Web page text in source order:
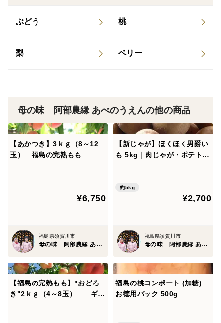
ぶどう 桃
梨 ベリー
母の味 阿部農縁 あべのうえんの他の商品
【あかつき】3ｋｇ（8～12
玉） 福島の完熟もも
¥6,750
福島県須賀川市
母の味 阿部農縁 あべのうえん
【新じゃが】ほくほく男爵い
も 5kg｜肉じゃが・ポテトサ
約5kg
¥2,700
福島県須賀川市
母の味 阿部農縁 あべのうえん
【福島の完熟もも】"おどろ
き"2ｋｇ（4～8玉） ギフ
福島の桃コンポート (加糖)
お徳用パック 500g